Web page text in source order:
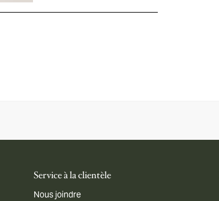
Service à la clientèle
Nous joindre